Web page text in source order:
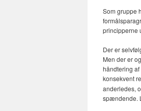
Som gruppe
principperne
Der er
Men der er
håndtering
konsekvent
anderledes,
spændende.